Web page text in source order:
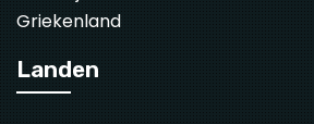
Griekenland
Landen